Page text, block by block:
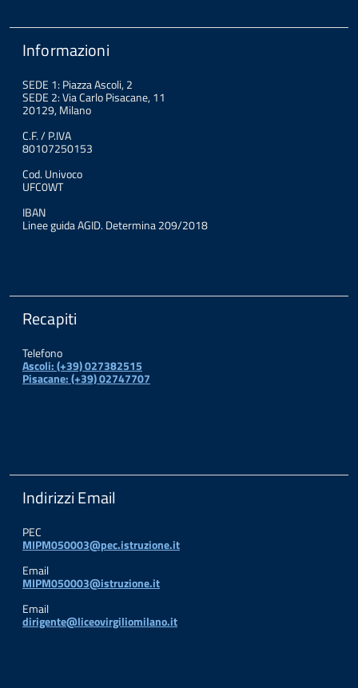
Informazioni
SEDE 1: Piazza Ascoli, 2
SEDE 2: Via Carlo Pisacane, 11
20129, Milano
C.F. / P.IVA
80107250153
Cod. Univoco
UFC0WT
IBAN
Linee guida AGID. Determina 209/2018
Recapiti
Telefono
Ascoli: (+39) 027382515
Pisacane: (+39) 02747707
Indirizzi Email
PEC
MIPM050003@pec.istruzione.it
Email
MIPM050003@istruzione.it
Email
dirigente@liceovirgiliomilano.it